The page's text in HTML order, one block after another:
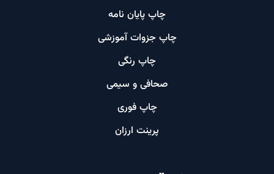
چاپ پایان نامه
چاپ جزوات آموزشی
چاپ رنگی
صحافی و سیمی
چاپ فوری
پرینت ارزان​